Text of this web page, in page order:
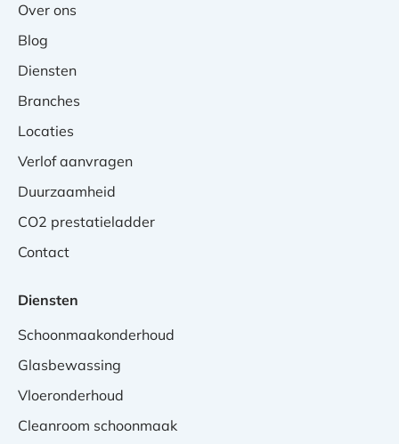
Over ons
Blog
Diensten
Branches
Locaties
Verlof aanvragen
Duurzaamheid
CO2 prestatieladder
Contact
Diensten
Schoonmaakonderhoud
Glasbewassing
Vloeronderhoud
Cleanroom schoonmaak